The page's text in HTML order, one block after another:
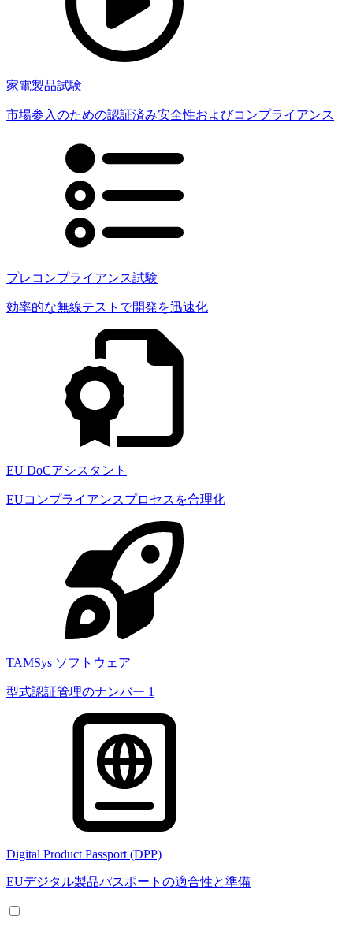
家電製品試験
市場参入のための認証済み安全性およびコンプライアンス
プレコンプライアンス試験
効率的な無線テストで開発を迅速化
EU DoCアシスタント
EUコンプライアンスプロセスを合理化
TAMSys ソフトウェア
型式認証管理のナンバー 1
Digital Product Passport (DPP)
EUデジタル製品パスポートの適合性と準備